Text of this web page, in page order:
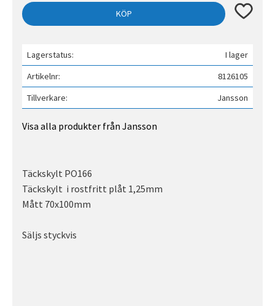
KÖP Lägg till
Lagerstatus
I lager
Artikelnr
8126105
Tillverkare
Jansson
Visa alla produkter från Jansson
Täckskylt PO166
Täckskylt i rostfritt plåt 1,25mm
Mått 70x100mm
Säljs styckvis